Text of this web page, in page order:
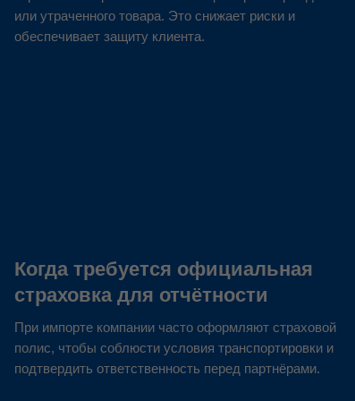
или утраченного товара. Это снижает риски и
обеспечивает защиту клиента.
Когда требуется официальная
страховка для отчётности
При импорте компании часто оформляют страховой
полис, чтобы соблюсти условия транспортировки и
подтвердить ответственность перед партнёрами.